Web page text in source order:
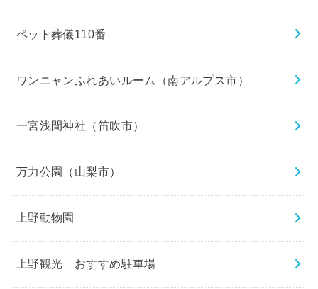
ペット葬儀110番
ワンニャンふれあいルーム（南アルプス市）
一宮浅間神社（笛吹市）
万力公園（山梨市）
上野動物園
上野観光 おすすめ駐車場